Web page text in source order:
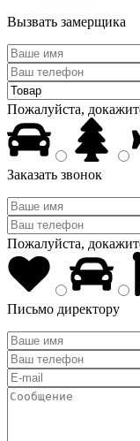
Вызвать замерщика
Пожалуйста,
Заказать звонок
Пожалуйста,
Письмо директору